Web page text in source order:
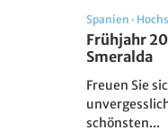
Spanien ·
Frühjahr
Smeralda
Freuen Sie
schönsten...